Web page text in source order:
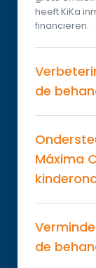
heeft KiKa
financieren.
de
Máxima
de